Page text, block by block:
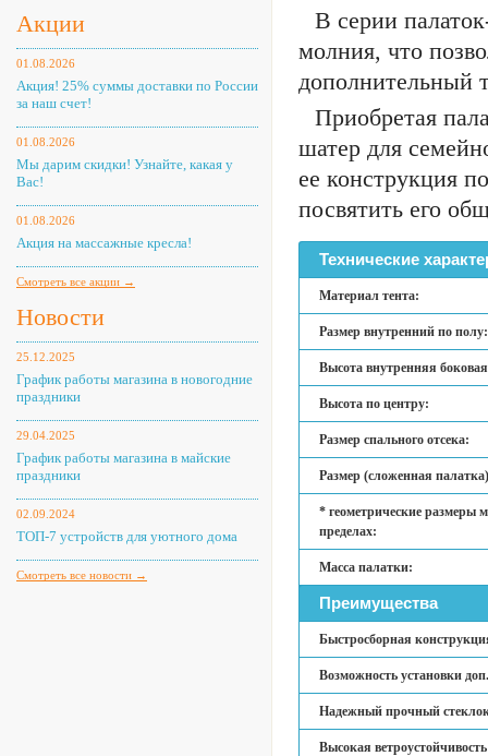
Акции
01.08.2026
Акция! 25% суммы доставки по России
за наш счет!
01.08.2026
Мы дарим скидки! Узнайте, какая у
Вас!
01.08.2026
Акция на массажные кресла!
Смотреть все акции →
Новости
25.12.2025
График работы магазина в новогодние
праздники
29.04.2025
График работы магазина в майские
праздники
02.09.2024
ТОП-7 устройств для уютного дома
Смотреть все новости →
В серии
молния, что
дополнительный
Приобретая
шатер для
ее конструкция
посвятить его
Технические
Материал тента:
Размер внутренний по полу:
Высота внутренняя
Высота по центру:
Размер спального отсека:
Размер (сложенная
* геометрические размеры
пределах:
Масса палатки:
Преимущества
Быстросборная
Возможность установки
Надежный прочный
Высокая ветроустойчивость